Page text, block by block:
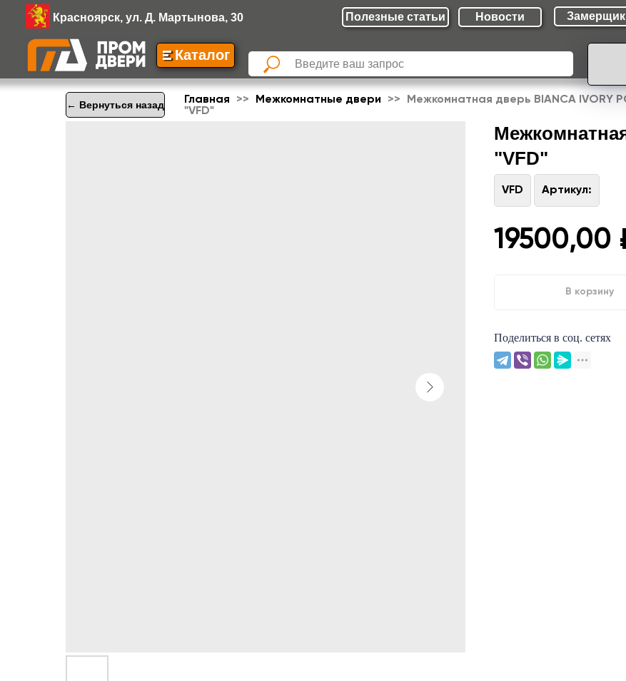
Новости Замерщик
Красноярск, ул. Д. Мартынова, 30 Полезные cтатьи
Каталог
← Вернуться назад Главная Межкомнатные двери
Межкомнатная дверь BIANCA IVORY
"VFD"
"VFD"
VFD Артикул:
19500,00
В корзину
Поделиться в соц. сетях